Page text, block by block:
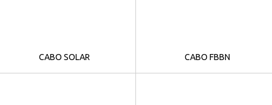
CABO SOLAR CABO FBBN